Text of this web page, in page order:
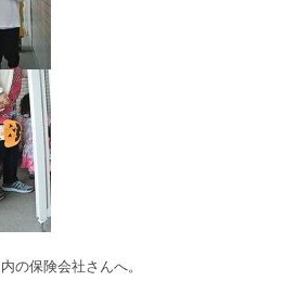
の保険会社さんへ。